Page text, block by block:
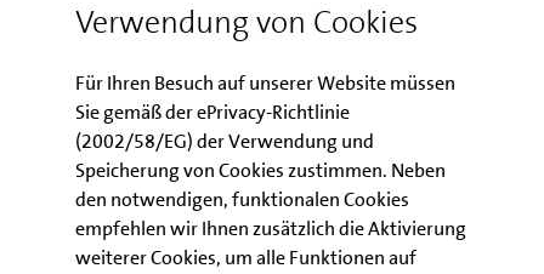
Verwendung von Cookies
Für Ihren Besuch auf unserer Website müssen
Sie gemäß der ePrivacy-Richtlinie
(2002/58/EG) der Verwendung und
Speicherung von Cookies zustimmen. Neben
den notwendigen, funktionalen Cookies
empfehlen wir Ihnen zusätzlich die Aktivierung
weiterer Cookies, um alle Funktionen auf
Erfolgreiche Start-ups gesucht
Auch in diesem Jahr
KfW Award